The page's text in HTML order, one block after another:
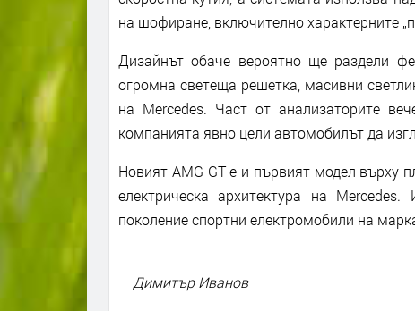
на шофиране, включително характерните
Дизайнът обаче вероятно ще раздели
огромна светеща решетка, масивни
на Mercedes. Част от анализаторите
компанията явно цели автомобилът да
Новият AMG GT е и първият модел върху
електрическа архитектура на
поколение спортни електромобили на
Димитър Иванов